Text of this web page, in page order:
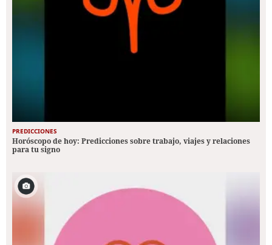
PREDICCIONES
Horóscopo de hoy: Predicciones sobre trabajo, viajes y relaciones
para tu signo